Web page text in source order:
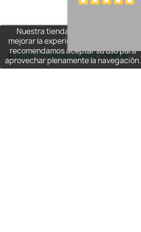
Nuestra tienda usa cookies para
mejorar la experiencia de usuario y le
recomendamos aceptar su uso para
aprovechar plenamente la navegación.
© 2026 - Francisco López Joyeros